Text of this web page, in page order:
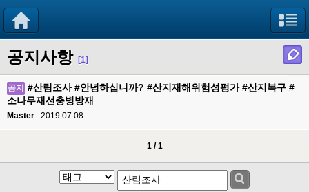
공지사항 [1]
공지
#산림조사 #안녕하십니까? #산지재해위험성평가 #산지복구 #
소나무재선충병방재
Master 2019.07.08
1 / 1